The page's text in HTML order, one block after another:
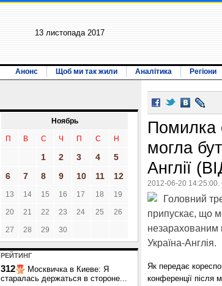
13 листопада 2017
Анонс Щоб ми так жили Аналітика Регіони
Ноябрь
П В С Ч П С Н
1 2 3 4
5
6
7 8 9 10 11 12
13 14 15 16 17 18 19
20 21 22 23 24 25 26
27 28 29 30
РЕЙТИНГ
312
Москвичка в Киеве: Я
старалась держаться в стороне...
Помилка
могла
Англії
2012-06-20 14:25:00.
Головний
припускає, що
незарахованим
Україна-Англія.
Як передає
конференції після